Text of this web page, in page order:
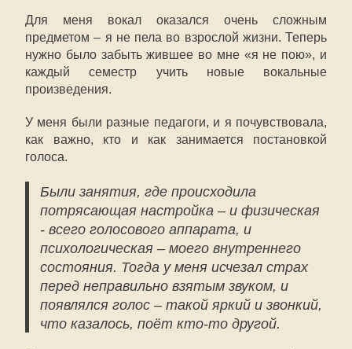
Для меня вокал оказался очень сложным
предметом – я не пела во взрослой жизни. Теперь
нужно было забыть жившее во мне «я не пою», и
каждый семестр учить новые вокальные
произведения.
У меня были разные педагоги, и я почувствовала,
как важно, кто и как занимается постановкой
голоса.
Были занятия, где происходила
потрясающая настройка – и физическая
- всего голосового аппарата, и
психологическая – моего внутреннего
состояния. Тогда у меня исчезал страх
перед неправильно взятым звуком, и
появлялся голос – такой яркий и звонкий,
что казалось, поёт кто-то другой.